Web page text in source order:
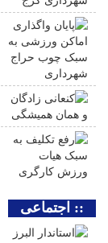
:: اجتماعی